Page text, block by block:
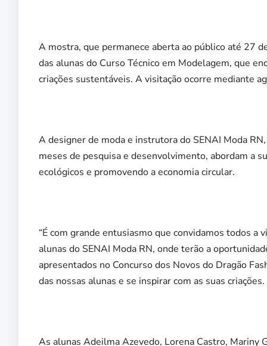
A mostra, que permanece aberta ao público até 27
das alunas do Curso Técnico em Modelagem, que
criações sustentáveis. A visitação ocorre mediante
A designer de moda e instrutora do SENAI Moda
meses de pesquisa e desenvolvimento, abordam a
ecológicos e promovendo a economia circular.
“É com grande entusiasmo que convidamos todos
alunas do SENAI Moda RN, onde terão a
apresentados no Concurso dos Novos do Dragão
das nossas alunas e se inspirar com as suas
As alunas Adeilma Azevedo, Lorena Castro, Mariny